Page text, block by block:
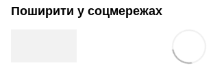
Поширити у соцмережах